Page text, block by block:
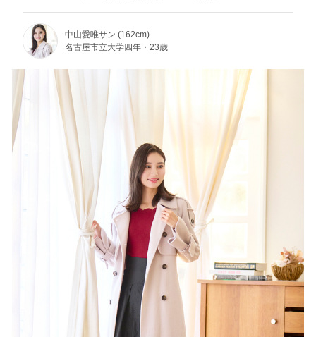
中山愛唯サン (162cm)
名古屋市立大学四年・23歳